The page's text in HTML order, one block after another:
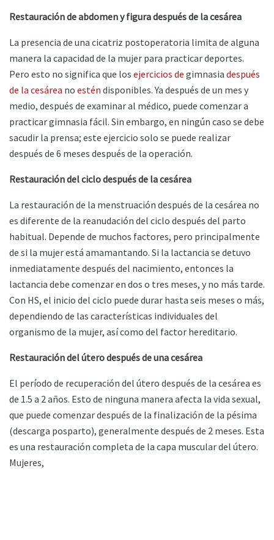
Restauración de abdomen y figura después de la cesárea
La presencia de una cicatriz postoperatoria limita de alguna
manera la capacidad de la mujer para practicar deportes.
Pero esto no significa que los ejercicios de gimnasia después
de la cesárea no estén disponibles. Ya después de un mes y
medio, después de examinar al médico, puede comenzar a
practicar gimnasia fácil. Sin embargo, en ningún caso se debe
sacudir la prensa; este ejercicio solo se puede realizar
después de 6 meses después de la operación.
Restauración del ciclo después de la cesárea
La restauración de la menstruación después de la cesárea no
es diferente de la reanudación del ciclo después del parto
habitual. Depende de muchos factores, pero principalmente
de si la mujer está amamantando. Si la lactancia se detuvo
inmediatamente después del nacimiento, entonces la
lactancia debe comenzar en dos o tres meses, y no más tarde.
Con HS, el inicio del ciclo puede durar hasta seis meses o más,
dependiendo de las características individuales del
organismo de la mujer, así como del factor hereditario.
Restauración del útero después de una cesárea
El período de recuperación del útero después de la cesárea es
de 1.5 a 2 años. Esto de ninguna manera afecta la vida sexual,
que puede comenzar después de la finalización de la pésima
(descarga posparto), generalmente después de 2 meses. Esta
es una restauración completa de la capa muscular del útero.
Mujeres,